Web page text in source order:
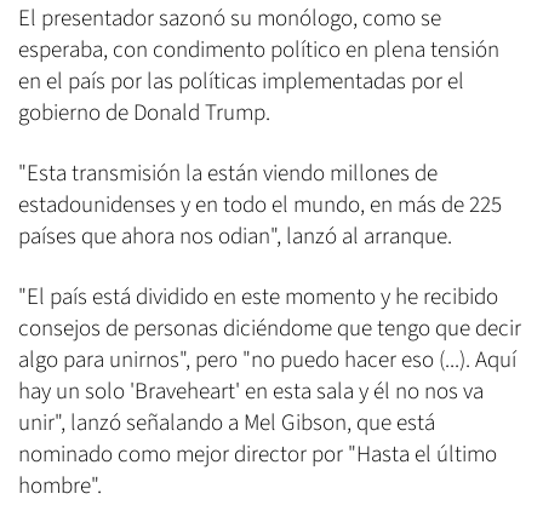
El presentador sazonó su monólogo, como se
esperaba, con condimento político en plena tensión
en el país por las políticas implementadas por el
gobierno de Donald Trump.
"Esta transmisión la están viendo millones de
estadounidenses y en todo el mundo, en más de 225
países que ahora nos odian", lanzó al arranque.
"El país está dividido en este momento y he recibido
consejos de personas diciéndome que tengo que decir
algo para unirnos", pero "no puedo hacer eso (...). Aquí
hay un solo 'Braveheart' en esta sala y él no nos va
unir", lanzó señalando a Mel Gibson, que está
nominado como mejor director por "Hasta el último
hombre".